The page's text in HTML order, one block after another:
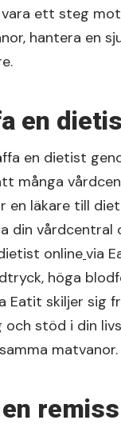
ett steg
hantera en
en
en dietist
många
en läkare till
din vårdcentral
onlinevia
höga
Eatit skiljer sig
stöd i din
matvanor.
en